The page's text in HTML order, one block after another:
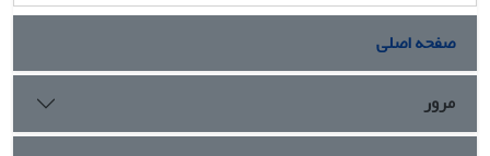
تمایز نیافته جدا شده در مقایسه با سلول‫های زایای تمایز یافته بود.
VASA را در سلول‌های بنیادی اسپرماتوگونیال در مقایسه با
سلول‌های تمایز یافته نشان داد و همچنین بیان PLZF را در
اسپرماتوگونی تمایز نیافته نشان داد.
صفحه اصلی
مرور